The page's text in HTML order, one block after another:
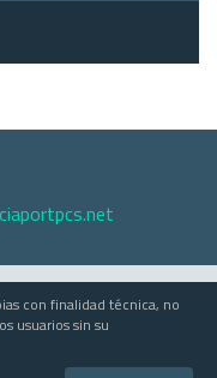
s/n - 46024 Valencia
con finalidad técnica, no
usuarios sin su